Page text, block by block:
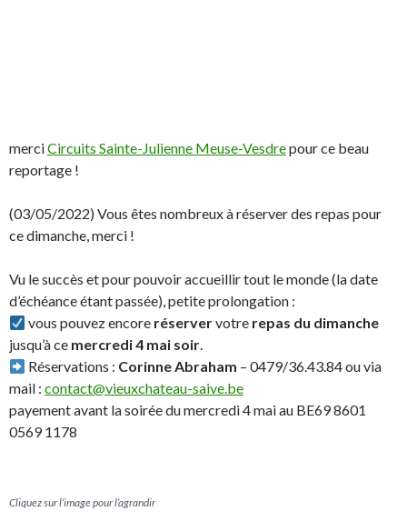
merciCircuits Sainte-Julienne Meuse-Vesdrepour ce beau
reportage !
(03/05/2022) Vous êtes nombreux à réserver des repas pour
ce dimanche, merci !
Vu le succès et pour pouvoir accueillir tout le monde (la date
d’échéance étant passée), petite prolongation :
vous pouvez encore réservervotre repas du dimanche
jusqu’à ce mercredi 4 mai soir.
Réservations : Corinne Abraham – 0479/36.43.84 ou via
mail : contact@vieuxchateau-saive.be
payement avant la soirée du mercredi 4 mai au BE69 8601
0569 1178
Cliquez sur l’image pour l’agrandir